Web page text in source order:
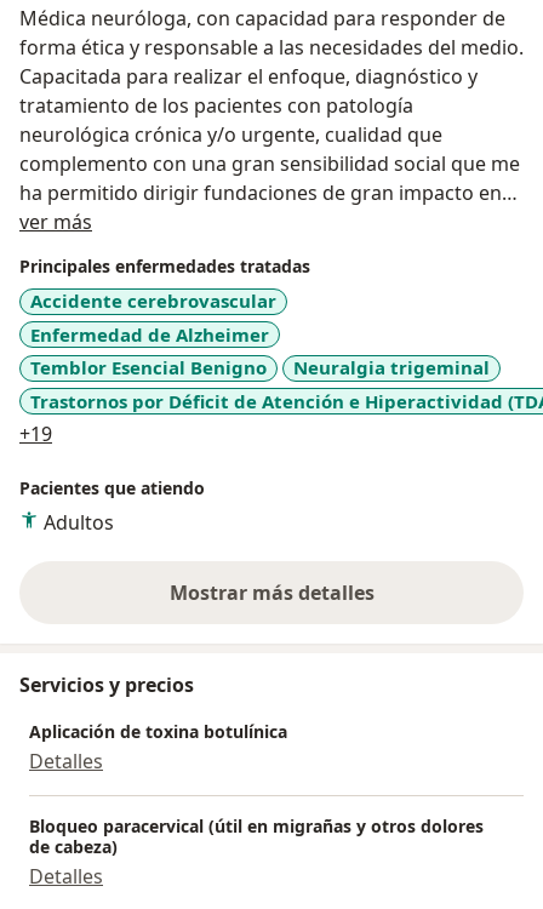
Médica neuróloga, con capacidad para responder de
forma ética y responsable a las necesidades del medio.
Capacitada para realizar el enfoque, diagnóstico y
tratamiento de los pacientes con patología
neurológica crónica y/o urgente, cualidad que
complemento con una gran sensibilidad social que me
ha permitido dirigir fundaciones de gran impacto en
nuestro medio.
ver más
Principales enfermedades tratadas
Accidente cerebrovascular
Enfermedad de Alzheimer
Temblor Esencial Benigno
Neuralgia trigeminal
Trastornos por Déficit de Atención e Hiperactividad
+19a11y_sr_more_diseases
Pacientes que atiendo
Adultos
Mostrar más detalles
sobre la experiencia
Servicios y precios
Aplicación de toxina botulínica
Detalles
Bloqueo paracervical (útil en migrañas y otros dolores
de cabeza)
Detalles